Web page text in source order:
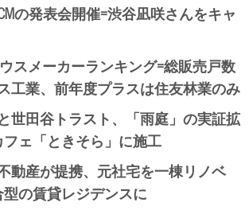
の発表会開催=渋谷凪咲さんをキャ
スメーカーランキング=総販売戸数
工業、前年度プラスは住友林業のみ
世田谷トラスト、「雨庭」の実証拡
ェ「ときそら」に施工
動産が提携、元社宅を一棟リノベ
の賃貸レジデンスに